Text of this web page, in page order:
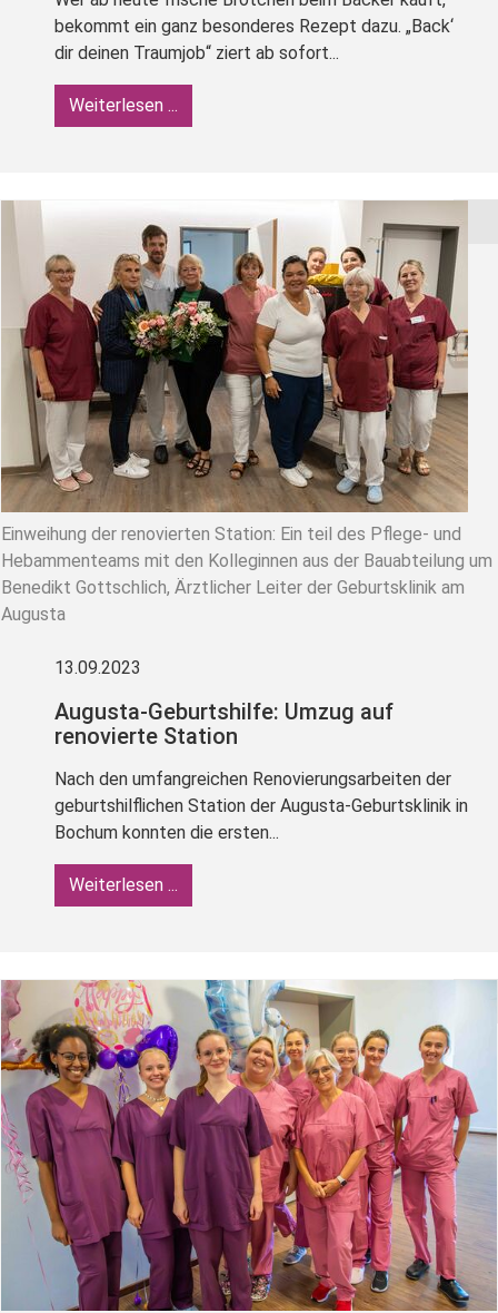
bekommt ein ganz besonderes Rezept dazu. „Back‘
dir deinen Traumjob“ ziert ab sofort...
Weiterlesen ...
Einweihung der renovierten Station: Ein teil des Pflege- und
Hebammenteams mit den Kolleginnen aus der Bauabteilung um
Benedikt Gottschlich, Ärztlicher Leiter der Geburtsklinik am
Augusta
13.09.2023
Augusta-Geburtshilfe: Umzug auf
renovierte Station
Nach den umfangreichen Renovierungsarbeiten der
geburtshilflichen Station der Augusta-Geburtsklinik in
Bochum konnten die ersten...
Weiterlesen ...